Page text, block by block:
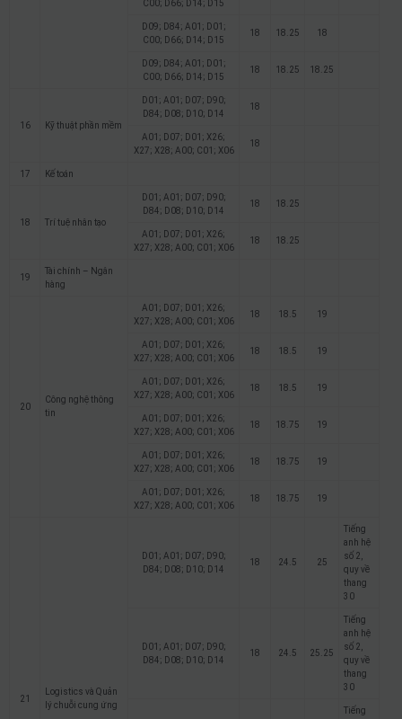
C00; D66; D14; D15
D09; D84; A01; D01;
C00; D66; D14; D15
18 18.25 18
D09; D84; A01; D01;
C00; D66; D14; D15
18 18.25 18.25
16 Kỹ thuật phần mềm
D01; A01; D07; D90;
D84; D08; D10; D14
18
A01; D07; D01; X26;
X27; X28; A00; C01; X06
18
17 Kế toán
18 Trí tuệ nhân tạo
D01; A01; D07; D90;
D84; D08; D10; D14
18 18.25
A01; D07; D01; X26;
X27; X28; A00; C01; X06
18 18.25
19
Tài chính – Ngân
hàng
20
Công nghệ thông
tin
A01; D07; D01; X26;
X27; X28; A00; C01; X06
18 18.5 19
A01; D07; D01; X26;
X27; X28; A00; C01; X06
18 18.5 19
A01; D07; D01; X26;
X27; X28; A00; C01; X06
18 18.5 19
A01; D07; D01; X26;
X27; X28; A00; C01; X06
18 18.75 19
A01; D07; D01; X26;
X27; X28; A00; C01; X06
18 18.75 19
A01; D07; D01; X26;
X27; X28; A00; C01; X06
18 18.75 19
21
Logistics và Quản
lý chuỗi cung ứng
D01; A01; D07; D90;
D84; D08; D10; D14
18 24.5 25
Tiếng
anh hệ
số 2,
quy về
thang
30
D01; A01; D07; D90;
D84; D08; D10; D14
18 24.5 25.25
Tiếng
anh hệ
số 2,
quy về
thang
30
Tiếng